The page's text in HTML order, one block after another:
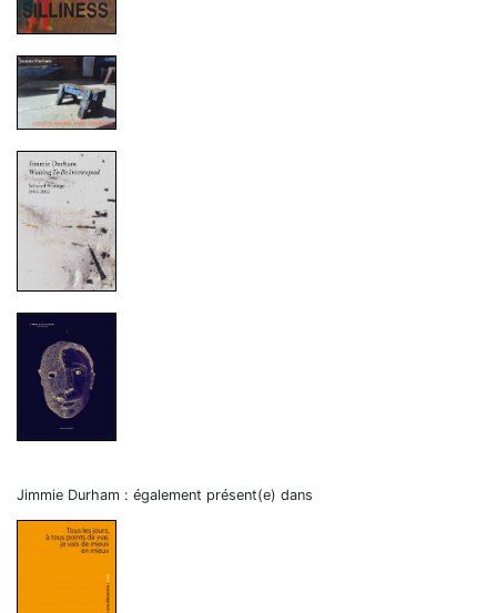
Jimmie Durham : également présent(e) dans